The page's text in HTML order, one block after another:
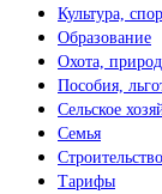
Культура,
Образование
Охота,
Пособия,
Сельское
Семья
Строительство
Тарифы